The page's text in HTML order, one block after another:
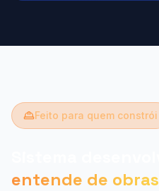
Feito para quem constrói
entende de obras